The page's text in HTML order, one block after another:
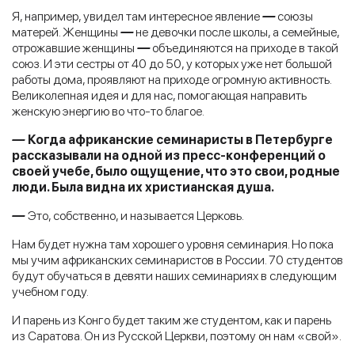
Я, например, увидел там интересное явление—союзы
матерей. Женщины —не девочки после школы, а семейные,
отрожавшие женщины —объединяются на приходе в такой
союз. И эти сестры от 40 до 50, у которых уже нет большой
работы дома, проявляют на приходе огромную активность.
Великолепная идея и для нас, помогающая направить
женскую энергию во что-то благое.
— Когда африканские семинаристы в Петербурге
рассказывали на одной из пресс-конференций о
своей учебе, было ощущение, что это свои, родные
люди. Была видна их христианская душа.
—Это, собственно, и называется Церковь.
Нам будет нужна там хорошего уровня семинария. Но пока
мы учим африканских семинаристов в России. 70 студентов
будут обучаться в девяти наших семинариях в следующим
учебном году.
И парень из Конго будет таким же студентом, как и парень
из Саратова. Он из Русской Церкви, поэтому он нам «свой».